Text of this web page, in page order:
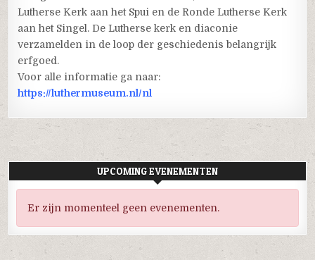
Lutherse Kerk aan het Spui en de Ronde Lutherse Kerk
aan het Singel. De Lutherse kerk en diaconie
verzamelden in de loop der geschiedenis belangrijk
erfgoed.
Voor alle informatie ga naar:
https://luthermuseum.nl/nl
UPCOMING EVENEMENTEN
Er zijn momenteel geen evenementen.